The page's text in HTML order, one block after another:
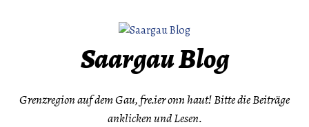
Saargau Blog
Grenzregion auf dem Gau, fre.ier onn haut! Bitte die Beiträge
anklicken und Lesen.